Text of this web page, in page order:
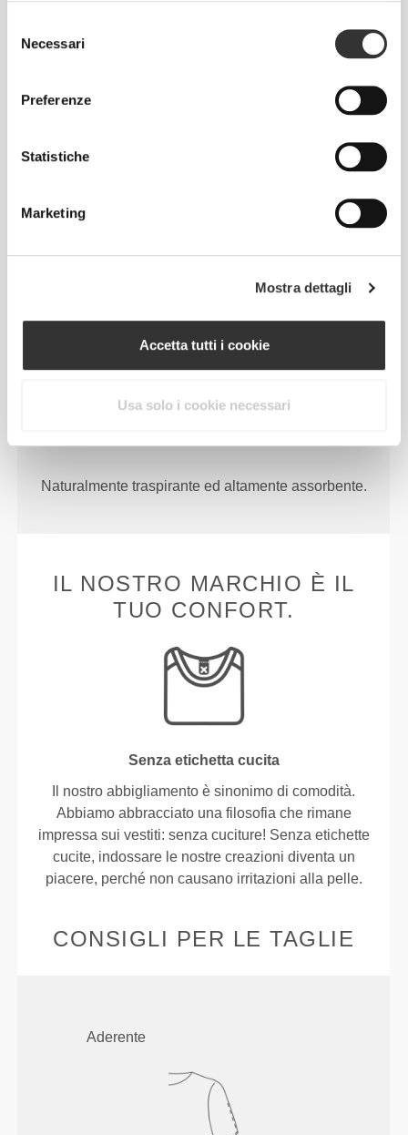
delNecessari
Preferenze
Statistiche
Marketing
Mostra dettagli
Accetta tutti i cookie
Usa solo i cookie necessari
Vestibilità comoda, per una maggiore libertà di
TECNOLOGIA DELLE FIBRE
Pregiato cotone incredibilmente soffice e
Naturalmente traspirante ed altamente assorbente.
IL NOSTRO MARCHIO È IL
TUO CONFORT.
Senza etichetta cucita
Il nostro abbigliamento è sinonimo di comodità.
Abbiamo abbracciato una filosofia che rimane
impressa sui vestiti: senza cuciture! Senza etichette
cucite, indossare le nostre creazioni diventa un
piacere, perché non causano irritazioni alla pelle.
CONSIGLI PER LE TAGLIE
Aderente